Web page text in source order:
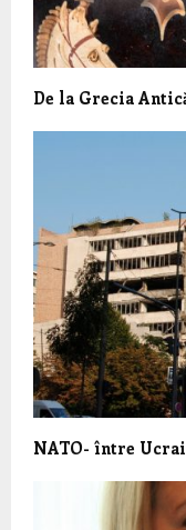
De la Grecia
NATO- între